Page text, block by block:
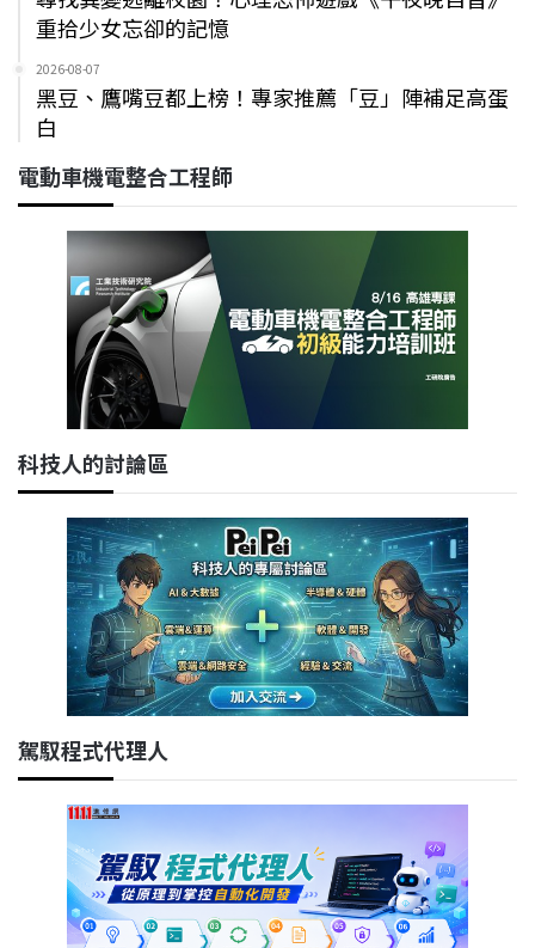
重拾少女忘卻的記憶
2026-08-07
黑豆、鷹嘴豆都上榜！專家推薦「豆」陣補足高蛋
白
電動車機電整合工程師
科技人的討論區
駕馭程式代理人